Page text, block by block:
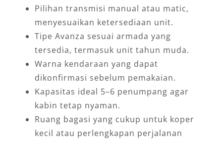
Pilihan transmisi manual atau matic,
menyesuaikan ketersediaan unit.
Tipe Avanza sesuai armada yang
tersedia, termasuk unit tahun muda.
Warna kendaraan yang dapat
dikonfirmasi sebelum pemakaian.
Kapasitas ideal 5–6 penumpang agar
kabin tetap nyaman.
Ruang bagasi yang cukup untuk koper
kecil atau perlengkapan perjalanan